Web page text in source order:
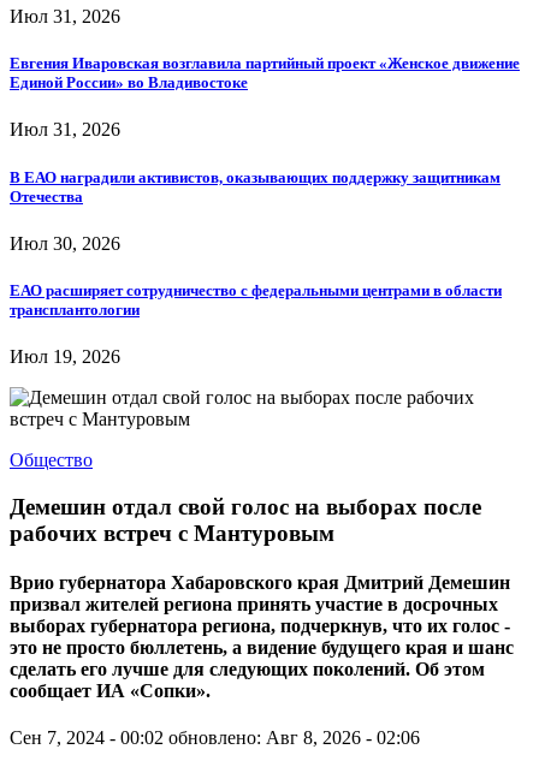
Июл 31, 2026
Евгения Иваровская возглавила партийный проект «Женское движение
Единой России» во Владивостоке
Июл 31, 2026
В ЕАО наградили активистов, оказывающих поддержку защитникам
Отечества
Июл 30, 2026
ЕАО расширяет сотрудничество с федеральными центрами в области
трансплантологии
Июл 19, 2026
Общество
Демешин отдал свой голос на выборах после
рабочих встреч с Мантуровым
Врио губернатора Хабаровского края Дмитрий Демешин
призвал жителей региона принять участие в досрочных
выборах губернатора региона, подчеркнув, что их голос -
это не просто бюллетень, а видение будущего края и шанс
сделать его лучше для следующих поколений. Об этом
сообщает ИА «Сопки».
Сен 7, 2024 - 00:02 обновлено: Авг 8, 2026 - 02:06